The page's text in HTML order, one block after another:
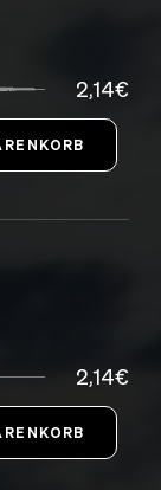
2,14€
2,14€